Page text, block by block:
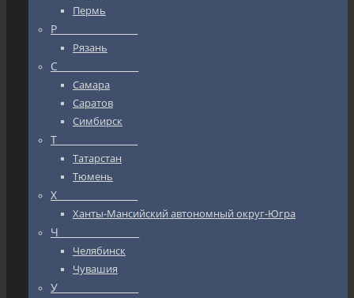
Пермь
Р_________________
Рязань
С_________________
Самара
Саратов
Симбирск
Т_________________
Татарстан
Тюмень
Х_________________
Ханты-Мансийский автономный округ-Югра
Ч_________________
Челябинск
Чувашия
У_________________